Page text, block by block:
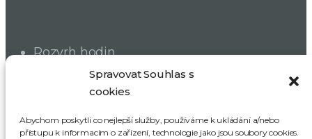
Spravovat Souhlas s
cookies
Abychom poskytli co nejlepší služby, používáme k ukládání a/nebo
přístupu k informacím o zařízení, technologie jako jsou soubory cookies.
Rozvrh hodin
Dokumenty školy
Školská rada
SRPDŠ